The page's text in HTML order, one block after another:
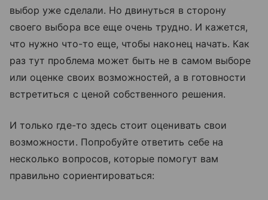
выбор уже сделали. Но двинуться в сторону
своего выбора все еще очень трудно. И кажется,
что нужно что-то еще, чтобы наконец начать. Как
раз тут проблема может быть не в самом выборе
или оценке своих возможностей, а в готовности
встретиться с ценой собственного решения.
И только где-то здесь стоит оценивать свои
возможности. Попробуйте ответить себе на
несколько вопросов, которые помогут вам
правильно сориентироваться: